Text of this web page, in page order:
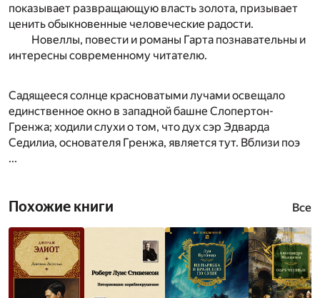
показывает развращающую власть золота, призывает
ценить обыкновенные человеческие радости.
Новеллы, повести и романы Гарта познавательны и
интересны современному читателю.
Садящееся солнце красноватыми лучами освещало
единственное окно в западной башне Слопертон-
Гренжа; ходили слухи о том, что дух сэр Эдварда
Седилиа, основателя Гренжа, является тут. Вблизи поэ
...
Похожие книги Все